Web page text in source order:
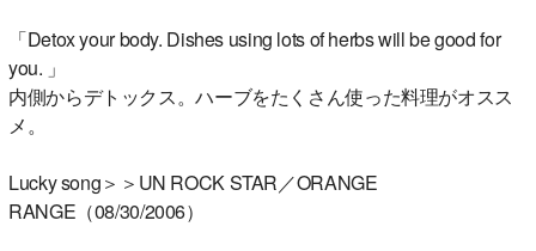
「Detox your body. Dishes using lots of herbs will be good for
you. 」
内側からデトックス。ハーブをたくさん使った料理がオスス
メ。
Lucky song＞＞UN ROCK STAR／ORANGE
RANGE（08/30/2006）